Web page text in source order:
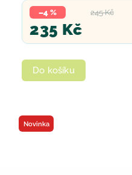
245 Kč
–4 %
235 Kč
Do košíku
Novinka